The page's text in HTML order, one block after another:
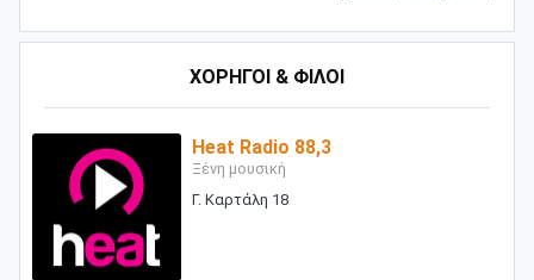
ΧΟΡΗΓΟΙ & ΦΙΛΟΙ
Heat Radio 88,3
Ξένη μουσική
Γ. Καρτάλη 18